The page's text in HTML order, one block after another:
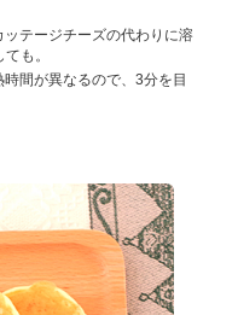
テージチーズの代わりに溶
も。
間が異なるので、3分を目